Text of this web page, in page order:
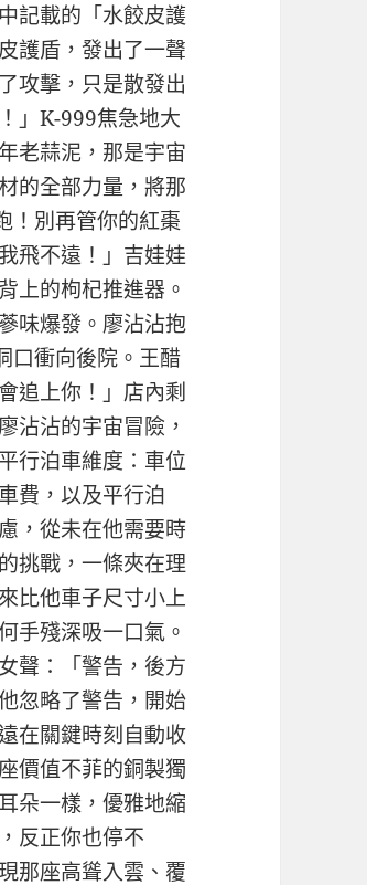
記載的「水餃皮護
護盾，發出了一聲
攻擊，只是散發出
」K-999焦急地大
老蒜泥，那是宇宙
的全部力量，將那
！別再管你的紅棗
飛不遠！」吉娃娃
上的枸杞推進器。
味爆發。廖沾沾抱
口衝向後院。王醋
追上你！」店內剩
沾沾的宇宙冒險，
行泊車維度：車位
費，以及平行泊
，從未在他需要時
挑戰，一條夾在理
比他車子尺寸小上
手殘深吸一口氣。
聲：「警告，後方
忽略了警告，開始
在關鍵時刻自動收
價值不菲的銅製獨
朵一樣，優雅地縮
反正你也停不
那座高聳入雲、覆